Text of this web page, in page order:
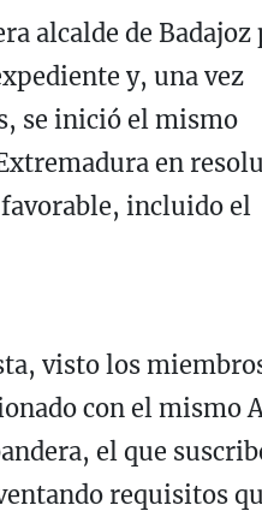
alcalde de Badajoz
y, una vez
se inició el mismo
en
incluido el
visto los
con el mismo
el que
requisitos